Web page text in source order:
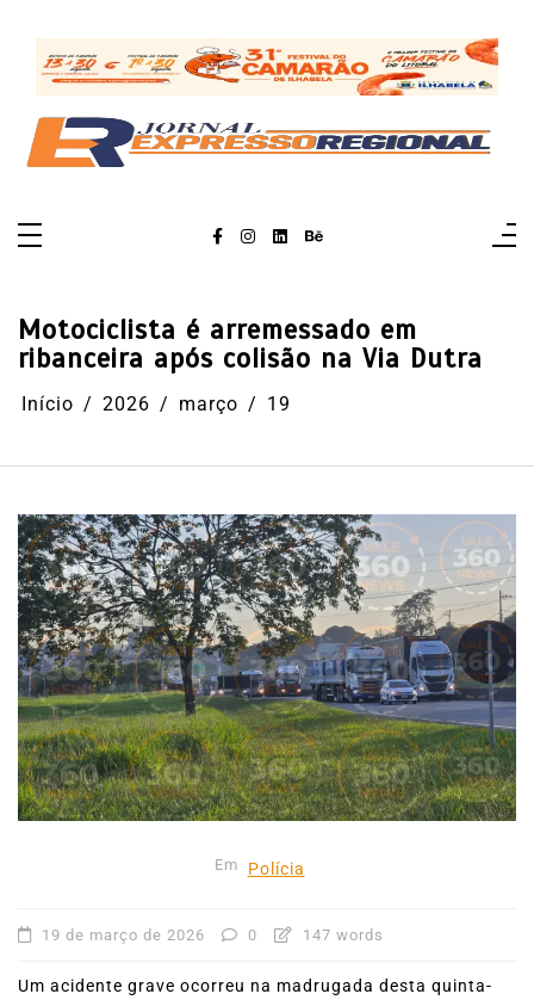
conteúdo
Motociclista é arremessado em
ribanceira após colisão na Via Dutra
Início 2026 março 19
Em Polícia
19 de março de 2026 0 147 words
Um acidente grave ocorreu na madrugada desta quinta-